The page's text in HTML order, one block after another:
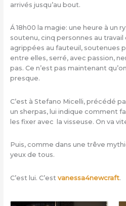
arrivés jusqu’au bout.
Á 18h00 la magie: une heure à un
soutenu, cinq personnes au
agrippées au fauteuil, soutenues
entre elles, serré, avec passion,
pas. Ce n’est pas maintenant
presque.
C’est à Stefano Micelli, précédé
un sherpas, lui indique comment
les fixer avec la visseuse. On va
Puis, comme dans une trêve
yeux de tous.
C’est lui. C’est vanessa4newcraft.